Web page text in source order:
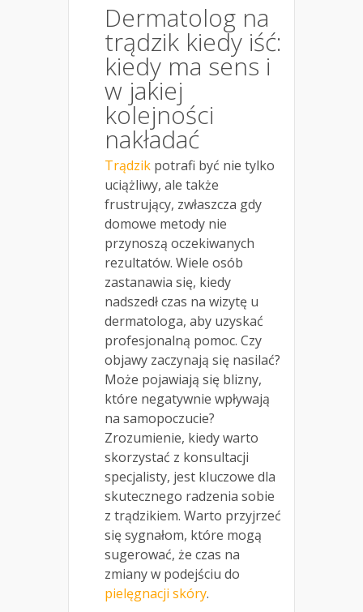
Dermatolog na
trądzik kiedy iść:
kiedy ma sens i
w jakiej
kolejności
nakładać
Trądzik potrafi być nie tylko
uciążliwy, ale także
frustrujący, zwłaszcza gdy
domowe metody nie
przynoszą oczekiwanych
rezultatów. Wiele osób
zastanawia się, kiedy
nadszedł czas na wizytę u
dermatologa, aby uzyskać
profesjonalną pomoc. Czy
objawy zaczynają się nasilać?
Może pojawiają się blizny,
które negatywnie wpływają
na samopoczucie?
Zrozumienie, kiedy warto
skorzystać z konsultacji
specjalisty, jest kluczowe dla
skutecznego radzenia sobie
z trądzikiem. Warto przyjrzeć
się sygnałom, które mogą
sugerować, że czas na
zmiany w podejściu do
pielęgnacji skóry.